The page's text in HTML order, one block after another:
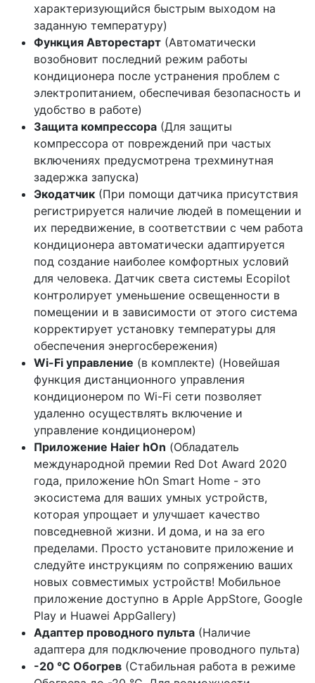
характеризующийся быстрым выходом на
заданную температуру)
Функция Авторестарт (Автоматически
возобновит последний режим работы
кондиционера после устранения проблем с
электропитанием, обеспечивая безопасность и
удобство в работе)
Защита компрессора (Для защиты
компрессора от повреждений при частых
включениях предусмотрена трехминутная
задержка запуска)
Экодатчик (При помощи датчика присутствия
регистрируется наличие людей в помещении и
их передвижение, в соответствии с чем работа
кондиционера автоматически адаптируется
под создание наиболее комфортных условий
для человека. Датчик света системы Ecopilot
контролирует уменьшение освещенности в
помещении и в зависимости от этого система
корректирует установку температуры для
обеспечения энергосбережения)
Wi-Fi управление (в комплекте) (Новейшая
функция дистанционного управления
кондиционером по Wi-Fi сети позволяет
удаленно осуществлять включение и
управление кондиционером)
Приложение Haier hOn (Обладатель
международной премии Red Dot Award 2020
года, приложение hOn Smart Home - это
экосистема для ваших умных устройств,
которая упрощает и улучшает качество
повседневной жизни. И дома, и на за его
пределами. Просто установите приложение и
следуйте инструкциям по сопряжению ваших
новых совместимых устройств! Мобильное
приложение доступно в Apple AppStore, Google
Play и Huawei AppGallery)
Адаптер проводного пульта (Наличие
адаптера для подключение проводного пульта)
-20 °C Обогрев (Стабильная работа в режиме